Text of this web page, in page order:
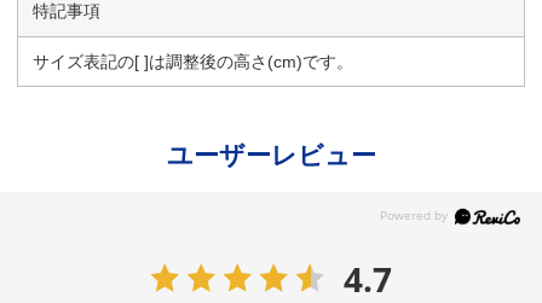
特記事項
サイズ表記の[ ]は調整後の高さ(cm)です。
ユーザーレビュー
4.7